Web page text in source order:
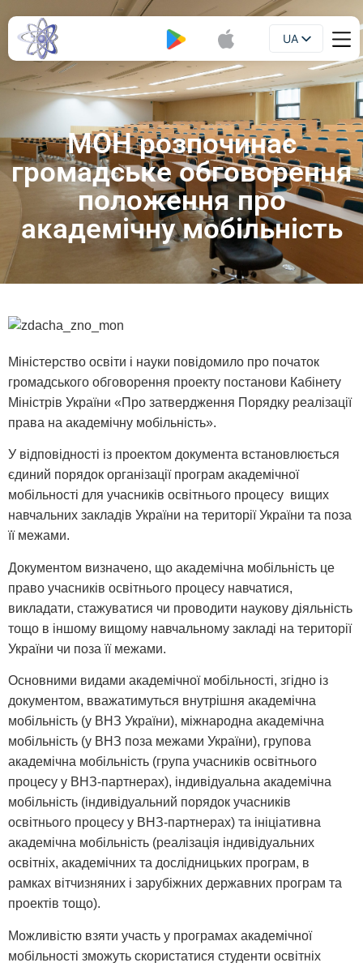
UA
EN
МОН розпочинає
громадське обговорення
положення про
академічну мобільність
Міністерство освіти і науки повідомило про початок
громадського обговорення проекту постанови Кабінету
Міністрів України «Про затвердження Порядку реалізації
права на академічну мобільність».
У відповідності із проектом документа встановлюється
єдиний порядок організації програм академічної
мобільності для учасників освітнього процесу вищих
навчальних закладів України на території України та поза
її межами.
Документом визначено, що академічна мобільність це
право учасників освітнього процесу навчатися,
викладати, стажуватися чи проводити наукову діяльність
тощо в іншому вищому навчальному закладі на території
України чи поза її межами.
Основними видами академічної мобільності, згідно із
документом, вважатимуться внутрішня академічна
мобільність (у ВНЗ України), міжнародна академічна
мобільність (у ВНЗ поза межами України), групова
академічна мобільність (група учасників освітнього
процесу у ВНЗ-партнерах), індивідуальна академічна
мобільність (індивідуальний порядок учасників
освітнього процесу у ВНЗ-партнерах) та ініціативна
академічна мобільність (реалізація індивідуальних
освітніх, академічних та дослідницьких програм, в
рамках вітчизняних і зарубіжних державних програм та
проектів тощо).
Можливістю взяти участь у програмах академічної
мобільності зможуть скористатися студенти освітніх